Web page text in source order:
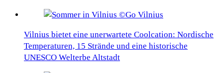
Vilnius bietet eine unerwartete Coolcation: Nordische
Temperaturen, 15 Strände und eine historische
UNESCO Welterbe Altstadt